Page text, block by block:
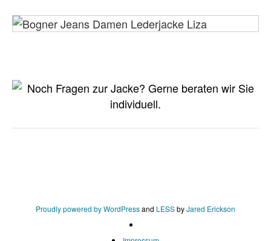
Proudly powered by WordPressand LESSbyJared Erickson